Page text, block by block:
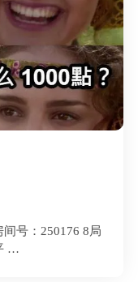
间号：250176 8局
…